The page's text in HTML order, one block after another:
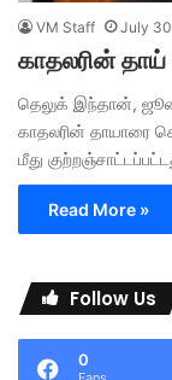
VM Staff July
காதலரின்
தெலுக் இந்தான்,
காதலரின் தாயாரை
மீது
Read More »
Follow Us
0